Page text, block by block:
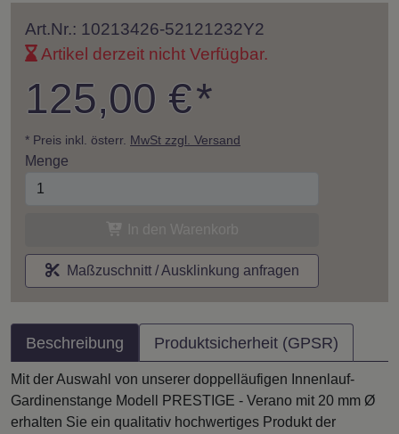
Art.Nr.: 10213426-52121232Y2
Artikel derzeit nicht Verfügbar.
125,00 €*
* Preis inkl. österr. MwSt zzgl. Versand
Menge
Maßzuschnitt / Ausklinkung anfragen
Beschreibung Produktsicherheit (GPSR)
Mit der Auswahl von unserer doppelläufigen Innenlauf-
Gardinenstange Modell PRESTIGE - Verano mit 20 mm Ø
erhalten Sie ein qualitativ hochwertiges Produkt der